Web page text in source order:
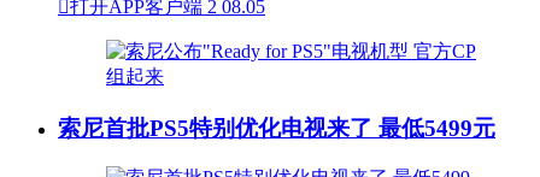
打开APP客户端 2 08.05
索尼首批PS5特别优化电视来了 最低5499元